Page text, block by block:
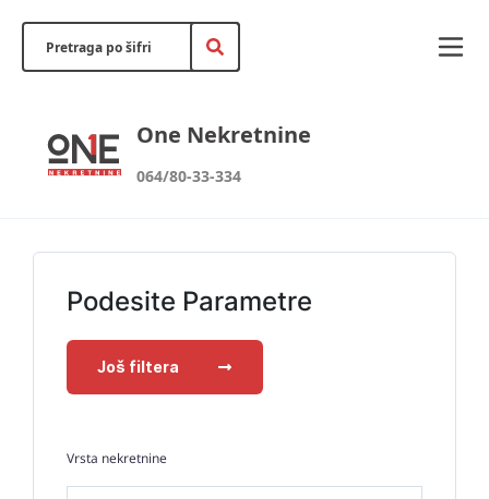
One Nekretnine
064/80-33-334
Podesite Parametre
Još filtera
Vrsta nekretnine